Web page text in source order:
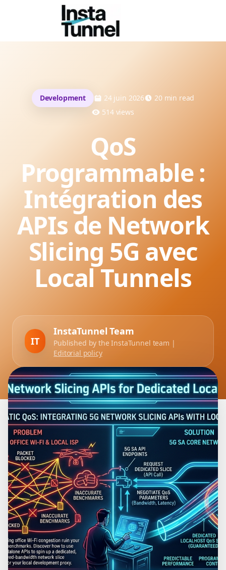
Development 24 juin 2026 20min read
514views
QoS
Programmable :
Intégration des
APIs de Network
Slicing 5G avec
Local Tunnels
IT
InstaTunnel Team
Published by the InstaTunnel team |
Editorial policy